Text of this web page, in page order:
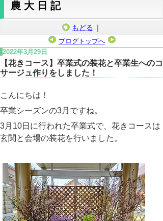
農大日記
もどる ｜
ブログトップへ
2022年3月29日
【花きコース】卒業式の装花と卒業生へのコ
サージュ作りをしました！
こんにちは！
卒業シーズンの3月ですね。
3月 10日に行われた卒業式で、花きコースは
玄関と会場の装花を行いました。